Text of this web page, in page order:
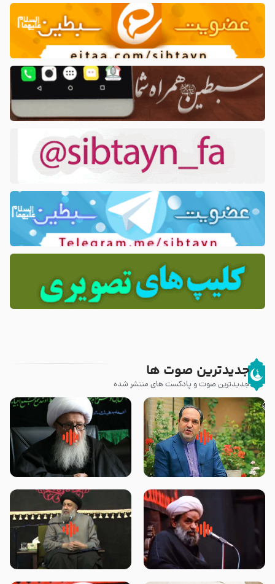
جدیدترین صوت ها
جدیدترین صوت و پادکست های منتشر شده
پیامبر صلی الله علیه وآله و سلم
فرمودند وای بر بچه های آخر
زوّار اربعین امام حسین (علیه
السلام) با این اشتیاق به زیارت
روضه جانسوز پاره های جگر امام
حسن مجتبی علیه السلام-حجت
لقب حضرت رقیه سلام الله علیها به
چه معناست – حجت الاسلام علوی